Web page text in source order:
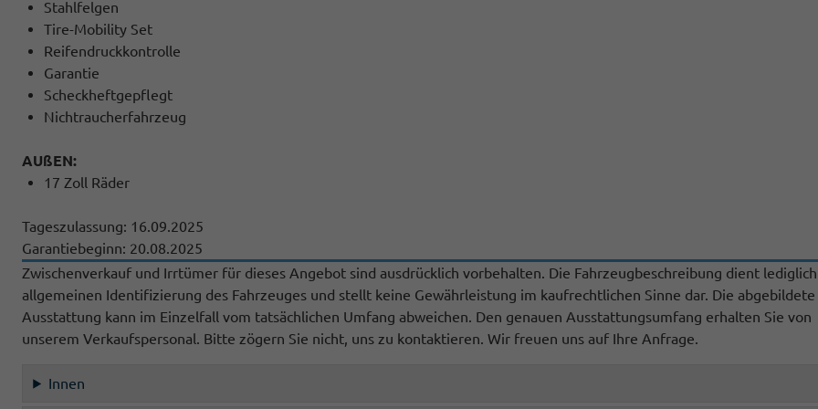
Stahlfelgen
Tire-Mobility Set
Reifendruckkontrolle
Garantie
Scheckheftgepflegt
Nichtraucherfahrzeug
AUßEN:
17 Zoll Räder
Tageszulassung: 16.09.2025
Garantiebeginn: 20.08.2025
Zwischenverkauf und Irrtümer für dieses Angebot sind ausdrücklich vorbehalten. Die Fahrzeugbeschreibung dient
allgemeinen Identifizierung des Fahrzeuges und stellt keine Gewährleistung im kaufrechtlichen Sinne dar. Die abgebildete
Ausstattung kann im Einzelfall vom tatsächlichen Umfang abweichen. Den genauen Ausstattungsumfang erhalten Sie von
unserem Verkaufspersonal. Bitte zögern Sie nicht, uns zu kontaktieren. Wir freuen uns auf Ihre Anfrage.
Innen